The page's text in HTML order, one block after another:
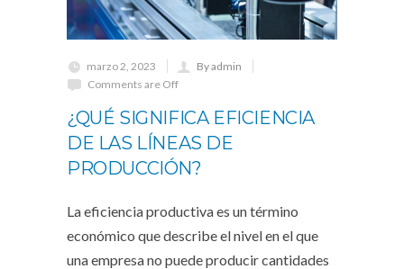
marzo 2, 2023
By admin
Comments are Off
¿QUÉ SIGNIFICA EFICIENCIA
DE LAS LÍNEAS DE
PRODUCCIÓN?
La eficiencia productiva es un término
económico que describe el nivel en el que
una empresa no puede producir cantidades